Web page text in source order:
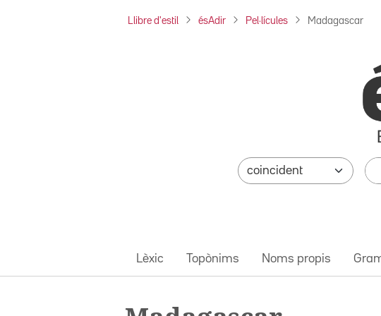
Llibre d'estil ésAdir Pel·lícules Madagascar
Lèxic Topònims Noms propis